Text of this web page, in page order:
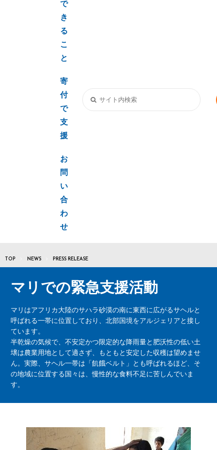
で
き
る
こ
と
寄
付
で
支
援
お
問
い
合
わ
せ
TOP NEWS PRESS RELEASE
マリでの緊急支援活動
マリはアフリカ大陸のサハラ砂漠の南に東西に広がるサヘルと
呼ばれる一帯に位置しており、北部国境をアルジェリアと接し
ています。
半乾燥の気候で、不安定かつ限定的な降雨量と肥沃性の低い土
壌は農業用地として適さず、もともと安定した収穫は望めませ
ん。実際、サヘル一帯は「飢餓ベルト」とも呼ばれるほど、そ
の地域に位置する国々は、慢性的な食料不足に苦しんでいま
す。